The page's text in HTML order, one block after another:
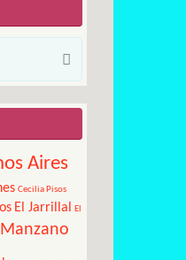
Buscar
Aires
Cecilia Pisos
El Jarrillal El